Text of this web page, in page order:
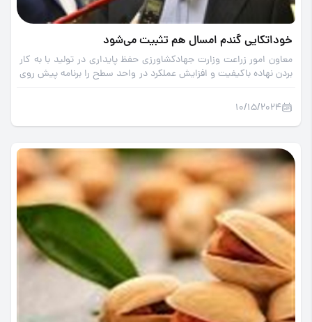
خوداتکایی گندم امسال هم تثبیت می‌شود
معاون امور زراعت وزارت جهادکشاورزی حفظ پایداری در تولید با به کار
بردن نهاده باکیفیت و افزایش عملکرد در واحد سطح را برنامه پیش روی
اعلام کرد.
10/15/2024